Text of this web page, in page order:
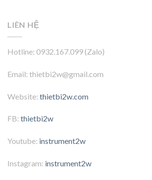
LIÊN HỆ
Hotline: 0932.167.099 (Zalo)
Email: thietbi2w@gmail.com
Website: thietbi2w.com
FB: thietbi2w
Youtube: instrument2w
Instagram: instrument2w